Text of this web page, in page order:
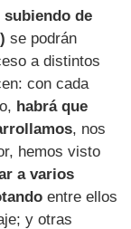
subiendo de
se podrán
a distintos
con cada
habrá que
, nos
hemos visto
a varios
entre ellos
y otras